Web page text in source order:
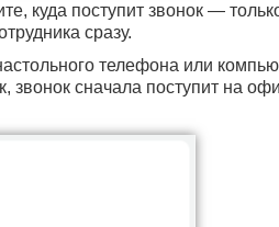
куда поступит звонок —
сразу.
телефона или
звонок сначала поступит на